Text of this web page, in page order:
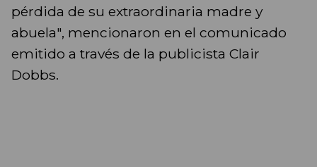
pérdida de su extraordinaria madre y
abuela", mencionaron en el comunicado
emitido a través de la publicista Clair
Dobbs.